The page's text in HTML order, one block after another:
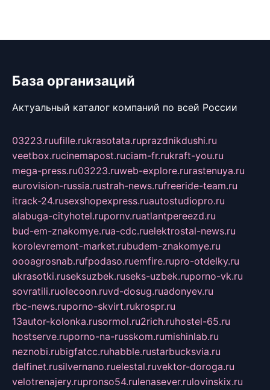
База организаций
Актуальный каталог компаний по всей России
03223.ruufille.rukrasotata.ruprazdnikdushi.ru
veetbox.rucinemapost.ruciam-fr.rukraft-you.ru
mega-press.ru03223.ruweb-explore.rurastenuya.ru
eurovision-russia.rustrah-news.rufreeride-team.ru
itrack-24.rusexshopexpress.ruautostudiopro.ru
alabuga-cityhotel.rupornv.ruatlantpereezd.ru
bud-em-znakomye.rua-cdc.ruelektrostal-news.ru
korolevremont-market.rubudem-znakomye.ru
oooagrosnab.rufpodaso.ruemfire.rupro-otdelky.ru
ukrasotki.ruseksuzbek.ruseks-uzbek.ruporno-vk.ru
sovratili.ruolecoon.ruvd-dosug.ruadonyev.ru
rbc-news.ruporno-skvirt.rukrospr.ru
13autor-kolonka.rusormol.ru2rich.ruhostel-65.ru
hostserve.ruporno-na-russkom.rumishinlab.ru
neznobi.rubigfatcc.ruhabble.rustarbucksvia.ru
delfinet.rusilvernano.ruelestal.ruvektor-doroga.ru
velotrenajery.rupronso54.rulenasever.rulovinskix.ru